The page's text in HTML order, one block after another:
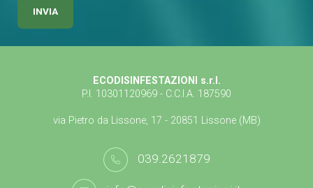
ECODISINFESTAZIONI s.r.l.
P.I. 10301120969 - C.C.I.A. 187590
via Pietro da Lissone, 17 - 20851 Lissone (MB)
039.2621879